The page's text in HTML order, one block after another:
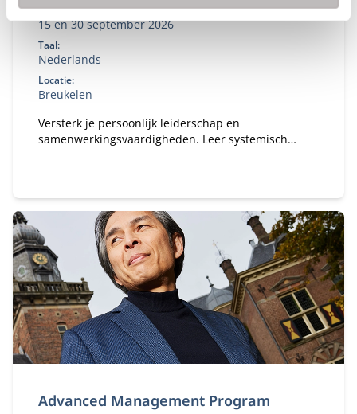
Startdatum:
15 en 30 september 2026
Taal:
Nederlands
Locatie:
Breukelen
Versterk je persoonlijk leiderschap en
samenwerkingsvaardigheden. Leer systemisch
Advanced Management Program